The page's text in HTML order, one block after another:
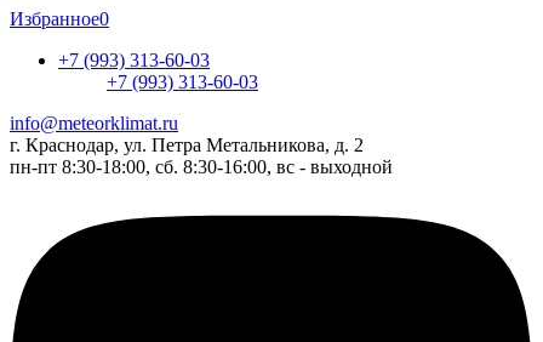
Избранное0
+7 (993) 313-60-03
+7 (993) 313-60-03
info@meteorklimat.ru
г. Краснодар, ул. Петра Метальникова, д. 2
пн-пт 8:30-18:00, сб. 8:30-16:00, вс - выходной